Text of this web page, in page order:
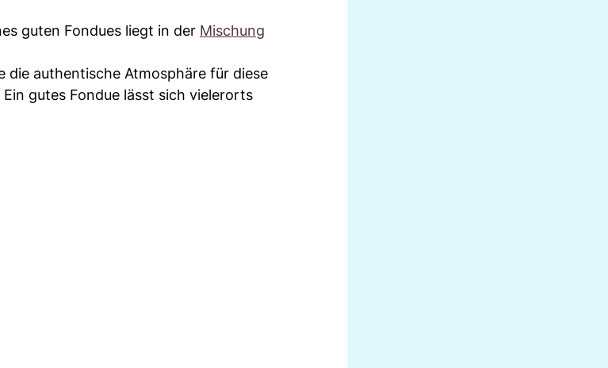
guten Fondues liegt in der Mischung
die authentische Atmosphäre für diese
gutes Fondue lässt sich vielerorts